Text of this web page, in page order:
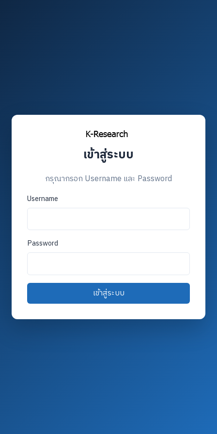
เข้าสู่ระบบ
กรุณากรอก Username และ Password
Username
Password
เข้าสู่ระบบ